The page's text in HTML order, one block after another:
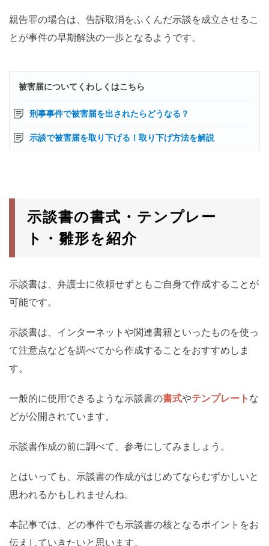
親告罪の場合は、告訴取消をふくんだ示談を成立させるこ
とが事件の早期解決の一歩となるようです。
被害届についてくわしくはこちら
刑事事件で被害届を出されたらどうなる？
示談で被害届を取り下げる！取り下げ方法を解説
示談書の書式・テンプレー
ト・雛形を紹介
示談書は、弁護士に依頼せずともご自身で作成することが
可能です。
示談書は、インターネットや関連書籍といったものを使っ
て注意点などを調べてから作成することをおすすめしま
す。
一般的に使用できるような示談書の書式やテンプレート な
どが公開されています。
示談書作成の前に調べて、参考にしてみましょう。
とはいっても、示談書の作成がはじめてならむずかしいと
思われるかもしれませんね。
本記事では、どの事件でも示談書の核となるポイントをお
伝えしていきたいと思います。